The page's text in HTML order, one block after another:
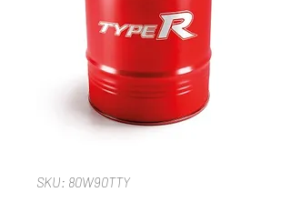
SKU: 80W90TTY